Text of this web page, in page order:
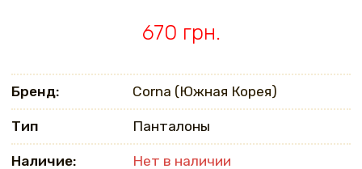
670 грн.
Бренд: Corna (Южная Корея)
Тип Панталоны
Наличие: Нет в наличии